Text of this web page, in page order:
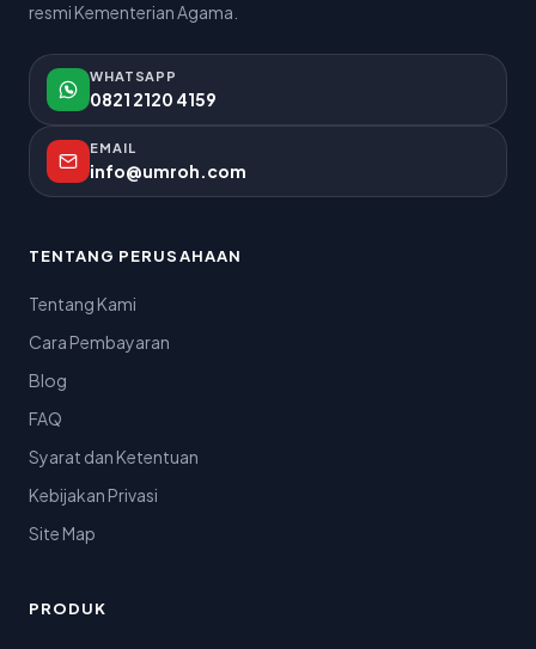
resmi Kementerian Agama.
WHATSAPP
0821 2120 4159
EMAIL
info@umroh.com
TENTANG PERUSAHAAN
Tentang Kami
Cara Pembayaran
Blog
FAQ
Syarat dan Ketentuan
Kebijakan Privasi
Site Map
PRODUK